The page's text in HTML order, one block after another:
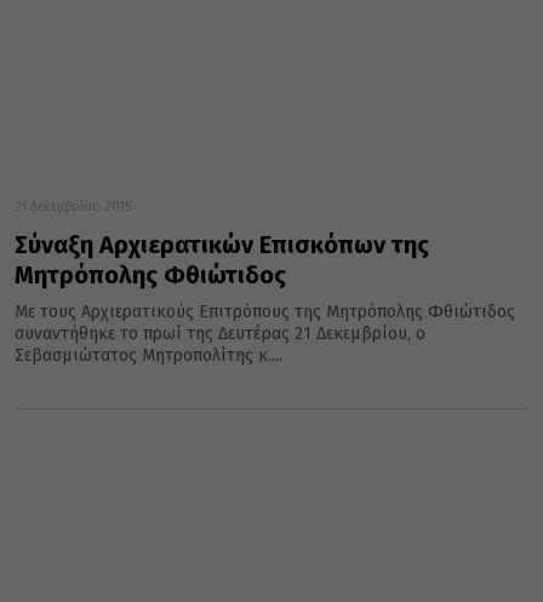
21 Δεκεμβρίου 2015
Σύναξη Αρχιερατικών Επισκόπων της
Μητρόπολης Φθιώτιδος
Με τους Αρχιερατικούς Επιτρόπους της Μητρόπολης Φθιώτιδος
συναντήθηκε το πρωί της Δευτέρας 21 Δεκεμβρίου, ο
Σεβασμιώτατος Μητροπολίτης κ....